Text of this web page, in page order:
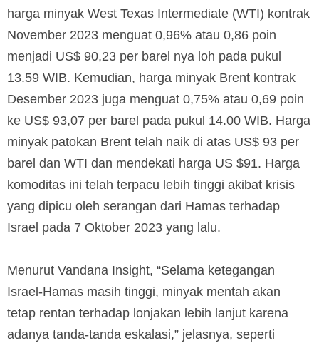
harga minyak West Texas Intermediate (WTI) kontrak
November 2023 menguat 0,96% atau 0,86 poin
menjadi US$ 90,23 per barel nya loh pada pukul
13.59 WIB. Kemudian, harga minyak Brent kontrak
Desember 2023 juga menguat 0,75% atau 0,69 poin
ke US$ 93,07 per barel pada pukul 14.00 WIB. Harga
minyak patokan Brent telah naik di atas US$ 93 per
barel dan WTI dan mendekati harga US $91. Harga
komoditas ini telah terpacu lebih tinggi akibat krisis
yang dipicu oleh serangan dari Hamas terhadap
Israel pada 7 Oktober 2023 yang lalu.
Menurut Vandana Insight, “Selama ketegangan
Israel-Hamas masih tinggi, minyak mentah akan
tetap rentan terhadap lonjakan lebih lanjut karena
adanya tanda-tanda eskalasi,” jelasnya, seperti